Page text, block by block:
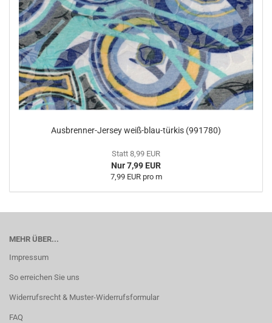
Ausbrenner-Jersey weiß-blau-türkis (991780)
Statt 8,99 EUR
Nur 7,99 EUR
7,99 EUR pro m
MEHR ÜBER...
Impressum
So erreichen Sie uns
Widerrufsrecht & Muster-Widerrufsformular
FAQ